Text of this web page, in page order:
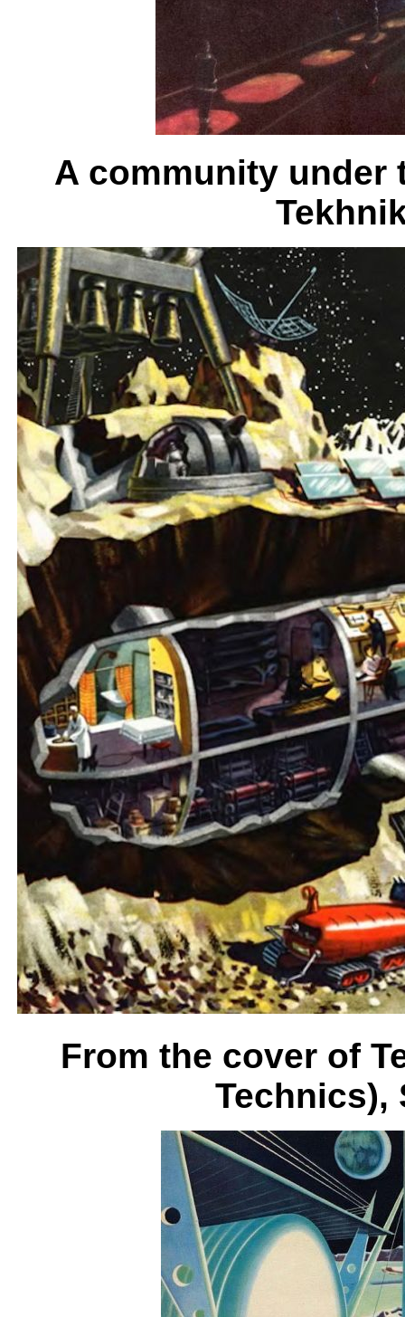
A community under
From the cover of
Technics),